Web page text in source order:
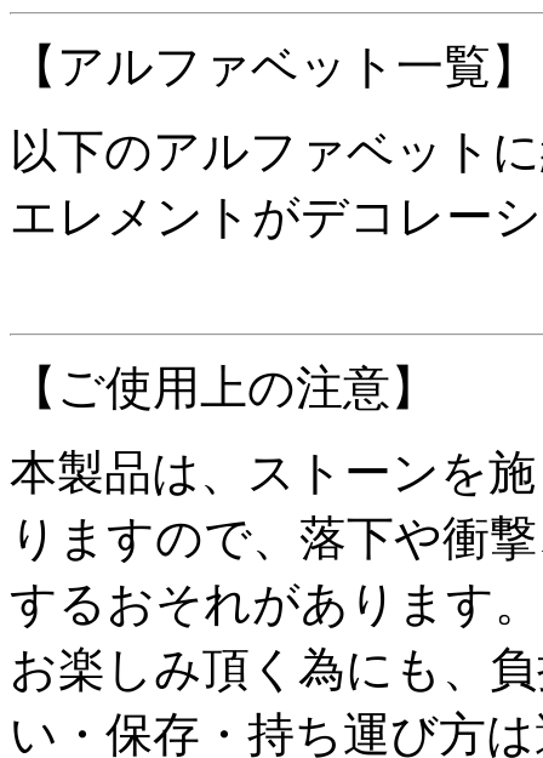
【アルファベット一覧】
以下のアルファベット
エレメントがデコレー
【ご使用上の注意】
本製品は、ストーンを
りますので、落下や衝
するおそれがあります
お楽しみ頂く為にも、
い・保存・持ち運び方